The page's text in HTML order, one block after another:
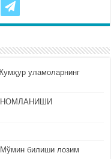
уламоларнинг
НОМЛАНИШИ
билиши лозим